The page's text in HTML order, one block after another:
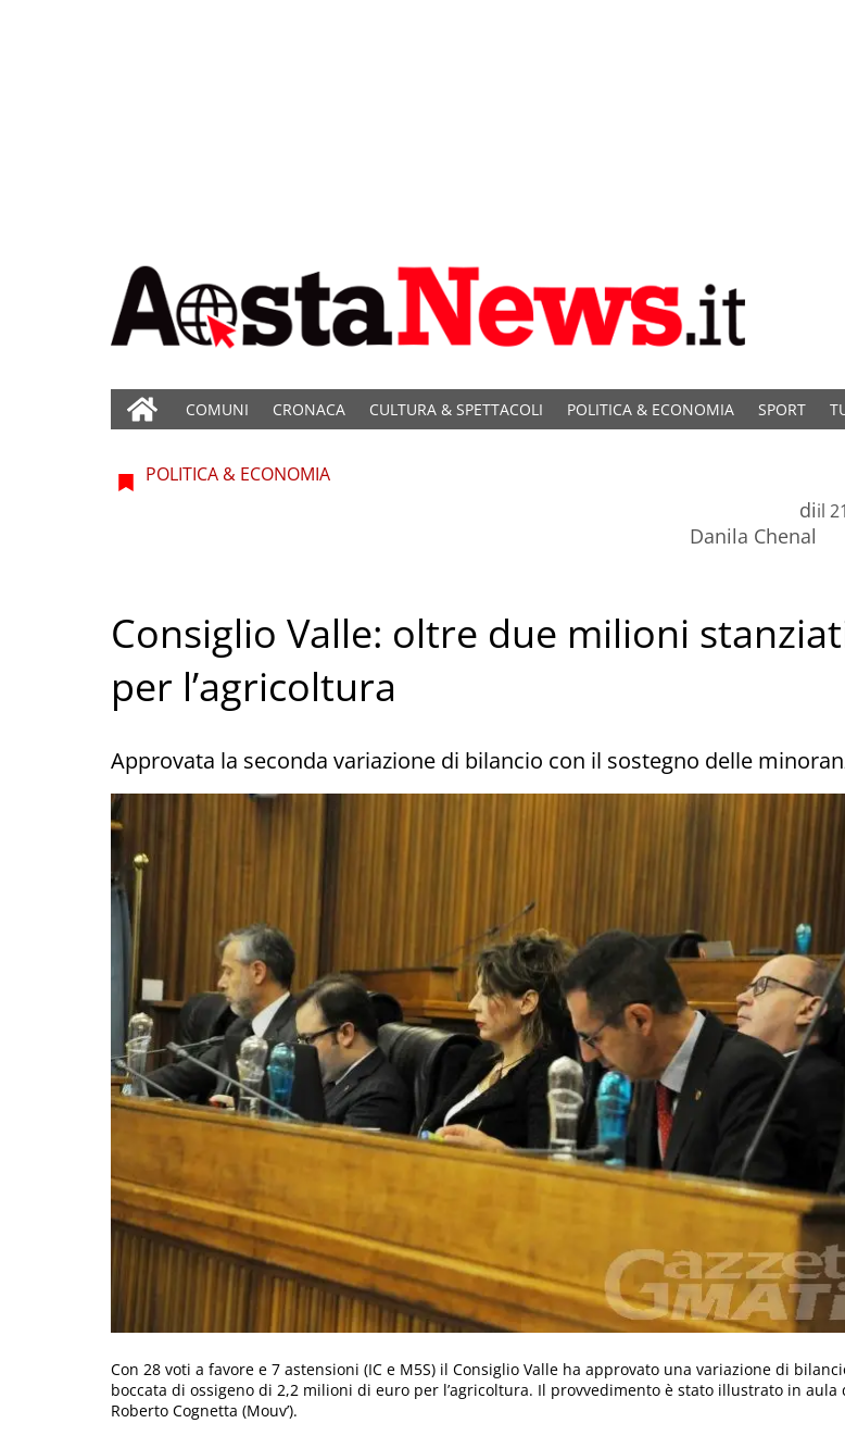
COMUNI CRONACA CULTURA & SPETTACOLI POLITICA & ECONOMIA SPORT
POLITICA & ECONOMIA
di
Danila Chenal
il
Consiglio Valle: oltre due milioni
per l’agricoltura
Approvata la seconda variazione di bilancio con il sostegno delle
Con 28 voti a favore e 7 astensioni (IC e M5S) il Consiglio Valle ha approvato una variazione di
boccata di ossigeno di 2,2 milioni di euro per l’agricoltura. Il provvedimento è stato illustrato in aula
Roberto Cognetta (Mouv’).